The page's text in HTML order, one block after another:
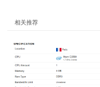
相关推荐